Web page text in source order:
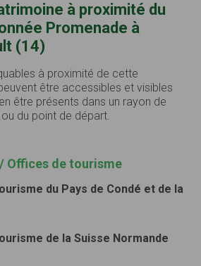
à proximité du
Promenade à
(14)
à proximité de cette
être accessibles et visibles
être présents dans un rayon de
du point de départ.
Offices de tourisme
du Pays de Condé et de la
de la Suisse Normande